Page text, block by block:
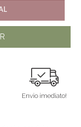
Envio imediato!